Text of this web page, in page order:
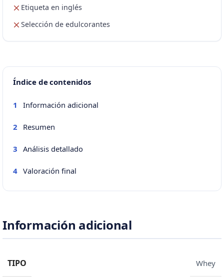
Etiqueta en inglés
Selección de edulcorantes
Índice de contenidos
1 Información adicional
2 Resumen
3 Análisis detallado
4 Valoración final
Información adicional
TIPO Whey